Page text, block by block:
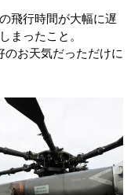
飛行時間が大幅に遅
まったこと。
のお天気だっただけに